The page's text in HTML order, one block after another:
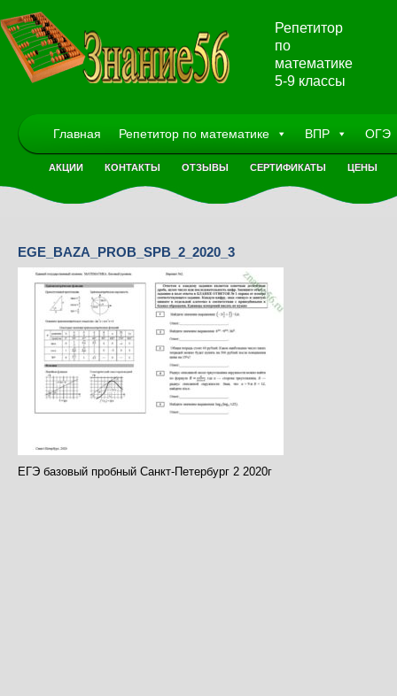
Репетитор
по
математике
5-9 классы
Главная Репетитор по математике ВПР ОГЭ
АКЦИИ КОНТАКТЫ ОТЗЫВЫ СЕРТИФИКАТЫ ЦЕНЫ
EGE_BAZA_PROB_SPB_2_2020_3
ЕГЭ базовый пробный Санкт-Петербург 2 2020г